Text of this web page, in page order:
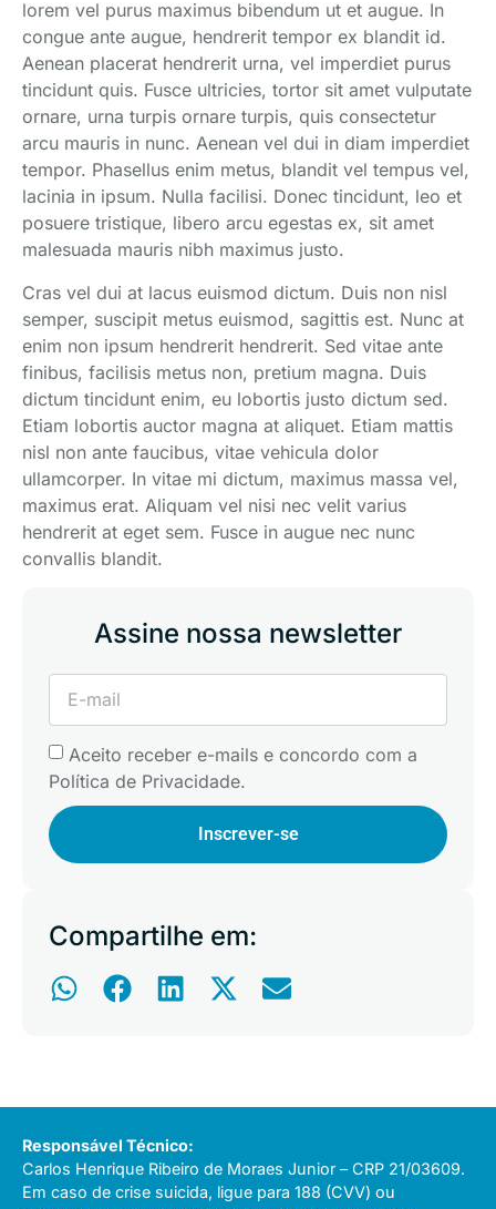
lorem vel purus maximus bibendum ut et augue. In
congue ante augue, hendrerit tempor ex blandit id.
Aenean placerat hendrerit urna, vel imperdiet purus
tincidunt quis. Fusce ultricies, tortor sit amet vulputate
ornare, urna turpis ornare turpis, quis consectetur
arcu mauris in nunc. Aenean vel dui in diam imperdiet
tempor. Phasellus enim metus, blandit vel tempus vel,
lacinia in ipsum. Nulla facilisi. Donec tincidunt, leo et
posuere tristique, libero arcu egestas ex, sit amet
malesuada mauris nibh maximus justo.
Cras vel dui at lacus euismod dictum. Duis non nisl
semper, suscipit metus euismod, sagittis est. Nunc at
enim non ipsum hendrerit hendrerit. Sed vitae ante
finibus, facilisis metus non, pretium magna. Duis
dictum tincidunt enim, eu lobortis justo dictum sed.
Etiam lobortis auctor magna at aliquet. Etiam mattis
nisl non ante faucibus, vitae vehicula dolor
ullamcorper. In vitae mi dictum, maximus massa vel,
maximus erat. Aliquam vel nisi nec velit varius
hendrerit at eget sem. Fusce in augue nec nunc
convallis blandit.
Assine nossa newsletter
Aceito receber e-mails e concordo com a
Política de Privacidade.
Inscrever-se
Responsável Técnico:
Carlos Henrique Ribeiro de Moraes Junior – CRP 21/03609.
Em caso de crise suicida, ligue para 188 (CVV) ou